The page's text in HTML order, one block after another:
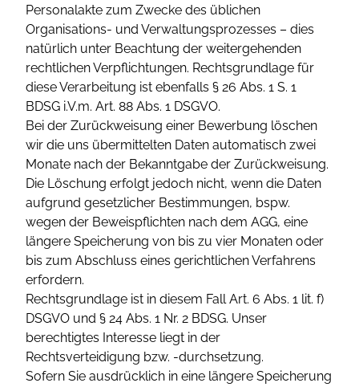
Personalakte zum Zwecke des üblichen
Organisations- und Verwaltungsprozesses – dies
natürlich unter Beachtung der weitergehenden
rechtlichen Verpflichtungen. Rechtsgrundlage für
diese Verarbeitung ist ebenfalls § 26 Abs. 1 S. 1
BDSG i.V.m. Art. 88 Abs. 1 DSGVO.
Bei der Zurückweisung einer Bewerbung löschen
wir die uns übermittelten Daten automatisch zwei
Monate nach der Bekanntgabe der Zurückweisung.
Die Löschung erfolgt jedoch nicht, wenn die Daten
aufgrund gesetzlicher Bestimmungen, bspw.
wegen der Beweispflichten nach dem AGG, eine
längere Speicherung von bis zu vier Monaten oder
bis zum Abschluss eines gerichtlichen Verfahrens
erfordern.
Rechtsgrundlage ist in diesem Fall Art. 6 Abs. 1 lit. f)
DSGVO und § 24 Abs. 1 Nr. 2 BDSG. Unser
berechtigtes Interesse liegt in der
Rechtsverteidigung bzw. -durchsetzung.
Sofern Sie ausdrücklich in eine längere Speicherung